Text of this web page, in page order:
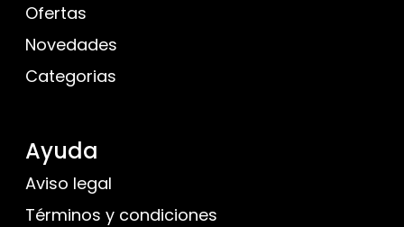
Ofertas
Novedades
Categorias
Ayuda
Aviso legal
Términos y condiciones